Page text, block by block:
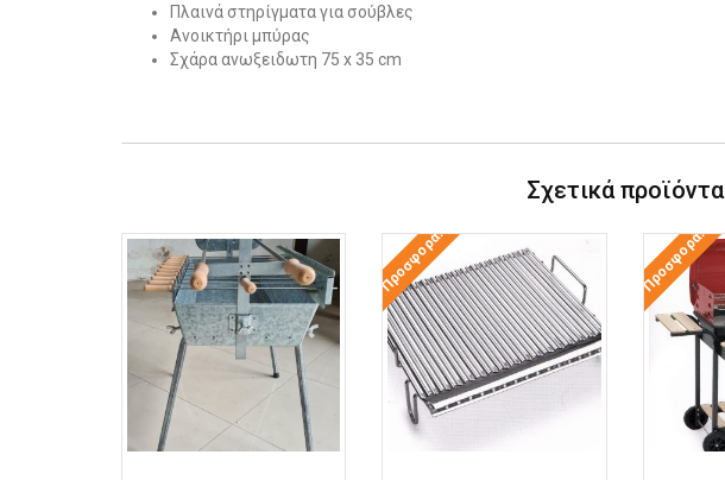
Πλαινά στηρίγματα για σούβλες
Ανοικτήρι μπύρας
Σχάρα ανωξειδωτη 75 x 35 cm
Σχετικά προϊόντα
Προσφορά! Προσφορά!